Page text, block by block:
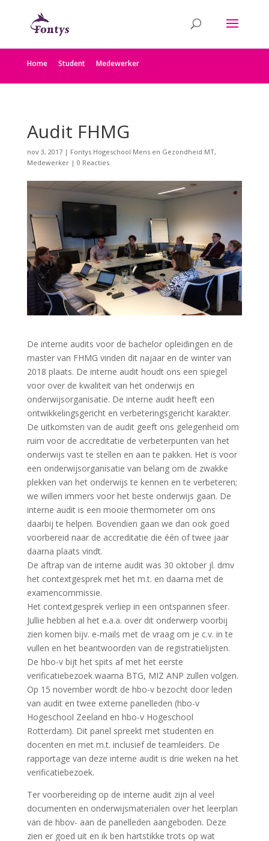
Home Student Medewerker
Audit FHMG
nov 3, 2017| Fontys Hogeschool Mens en Gezondheid MT,
Medewerker| 0 Reacties
De interne audits voor de bachelor opleidingen en de
master van FHMG vinden dit najaar en de winter van
2018 plaats. De interne audit houdt ons een spiegel
voor over de kwaliteit van het onderwijs en
onderwijsorganisatie. De interne audit heeft een
ontwikkelingsgericht en verbeteringsgericht karakter.
De uitkomsten van de audit geeft ons gelegenheid om
ruim voor de accreditatie de verbeterpunten van het
onderwijs vast te stellen en aan te pakken. Het is voor
een onderwijsorganisatie van belang om de zwakke
plekken van het onderwijs te kennen en te verbeteren;
we willen immers voor het beste onderwijs gaan. De
interne audit is een mooie thermometer om ons
daarbij te helpen. Bovendien gaan we dan ook goed
voorbereid naar de accreditatie die één of twee jaar
daarna plaats vindt.
De aftrap van de interne audit was 30 oktober jl. dmv
het contextgesprek met het m.t. en daarna met de
examencommissie.
Het contextgesprek verliep in een ontspannen sfeer.
Jullie hebben al het e.a.a. over dit onderwerp voorbij
zien komen bijv. e-mails met de vraag om je c.v. in te
vullen en het beantwoorden van de registratielijsten.
De hbo-v bijt het spits af met het eerste
verificatiebezoek waarna BTG, MIZ ANP zullen volgen.
Op 15 november wordt de hbo-v bezocht door leden
van audit en twee externe panelleden (hbo-v
Hogeschool Zeeland en hbo-v Hogeschool
Rotterdam). Dit panel spreekt met studenten en
docenten en met m.t. inclusief de teamleiders. De
rapportage van deze interne audit is drie weken na het
verificatiebezoek.
Ter voorbereiding op de interne audit zijn al veel
documenten en onderwijsmaterialen over het leerplan
van de hbov- aan de panelleden aangeboden. Deze
zien er goed uit en ik ben hartstikke trots op wat